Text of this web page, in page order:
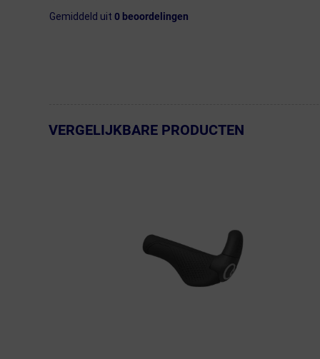
Gemiddeld uit 0beoordelingen
← Terug naar productnavigatie
VERGELIJKBARE PRODUCTEN